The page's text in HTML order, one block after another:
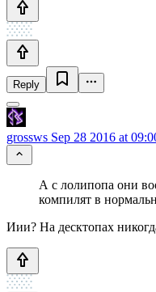
Reply
grossws Sep 28 2016 at
А с лолипопа они
компилят в
Иии? На десктопах